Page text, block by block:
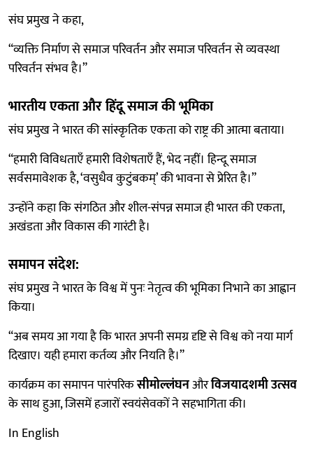
संघ प्रमुख ने कहा,
“व्यक्ति निर्माण से समाज परिवर्तन और समाज परिवर्तन से व्यवस्था
परिवर्तन संभव है।”
भारतीय एकता और हिंदू समाज की भूमिका
संघ प्रमुख ने भारत की सांस्कृतिक एकता को राष्ट्र की आत्मा बताया।
“हमारी विविधताएँ हमारी विशेषताएँ हैं, भेद नहीं। हिन्दू समाज
सर्वसमावेशक है, ‘वसुधैव कुटुंबकम्’ की भावना से प्रेरित है।”
उन्होंने कहा कि संगठित और शील-संपन्न समाज ही भारत की एकता,
अखंडता और विकास की गारंटी है।
समापन संदेश:
संघ प्रमुख ने भारत के विश्व में पुनः नेतृत्व की भूमिका निभाने का आह्वान
किया।
“अब समय आ गया है कि भारत अपनी समग्र दृष्टि से विश्व को नया मार्ग
दिखाए। यही हमारा कर्तव्य और नियति है।”
कार्यक्रम का समापन पारंपरिकसीमोल्लंघनऔरविजयादशमी उत्सव
के साथ हुआ, जिसमें हजारों स्वयंसेवकों ने सहभागिता की।
In English